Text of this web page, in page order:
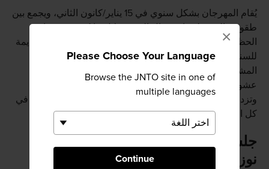
Please Choose Your Language
Browse the JNTO site in one of
multiple languages
Continue
×
يُقام المهرجان بشكل سنوي في 15 يناير/كانون الثاني، ويجمع بين
طقوس العبور لحماية رجال القرية خلال ما يُسمى بسنوات
الحظ السيئ (حسب التقويم التقليدي) والطقوس النارية القديمة
للسنة الجديدة. حيثُ يقوم القرويون بإشعال مجموعة من
المشاعل المصنوعة من حزم القصب حول الضريح بشكل
عشوائي في مواجهة الرجال الذين يحاولون حماية الضريح.
وتزداد حِدَّة المعركة التي تدور حول الضريح مع تطاير الشَّرر في
كل الاتجاهات.
جلسات ما بعد التزلج المسائية في قرية
نوزاوا